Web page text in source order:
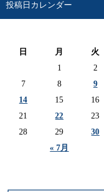
投稿日カレンダー
日 月 火
« 7月
1 2
7
8 9
14
15 16
21
22 23
28
29 30